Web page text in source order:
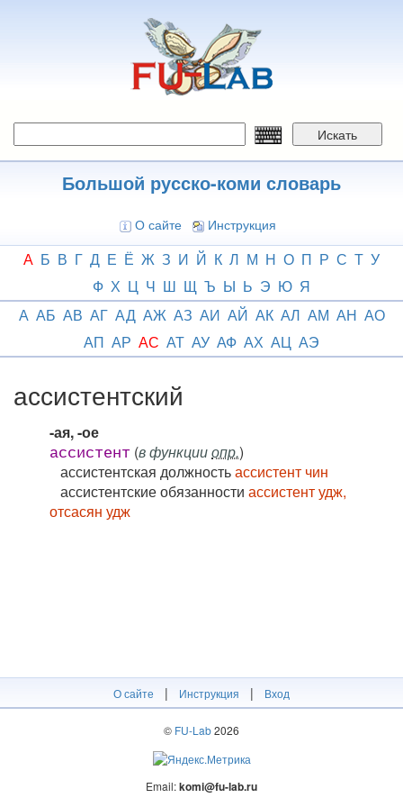
Искать
Большой русско-коми словарь
О сайте Инструкция
А Б В Г Д Е Ё Ж З И Й К Л М Н О П Р С Т У
Ф Х Ц Ч Ш Щ Ъ Ы Ь Э Ю Я
А АБ АВ АГ АД АЖ АЗ АИ АЙ АК АЛ АМ АН АО
АП АР АС АТ АУ АФ АХ АЦ АЭ
ассистентский
-ая, -ое
ассистент (в функцииопр.)
ассистентская должностьассистент чин
ассистентские обязанности ассистент удж,
отсасян удж
О сайте | Инструкция | Вход
© FU-Lab2026
Email:komi@fu-lab.ru